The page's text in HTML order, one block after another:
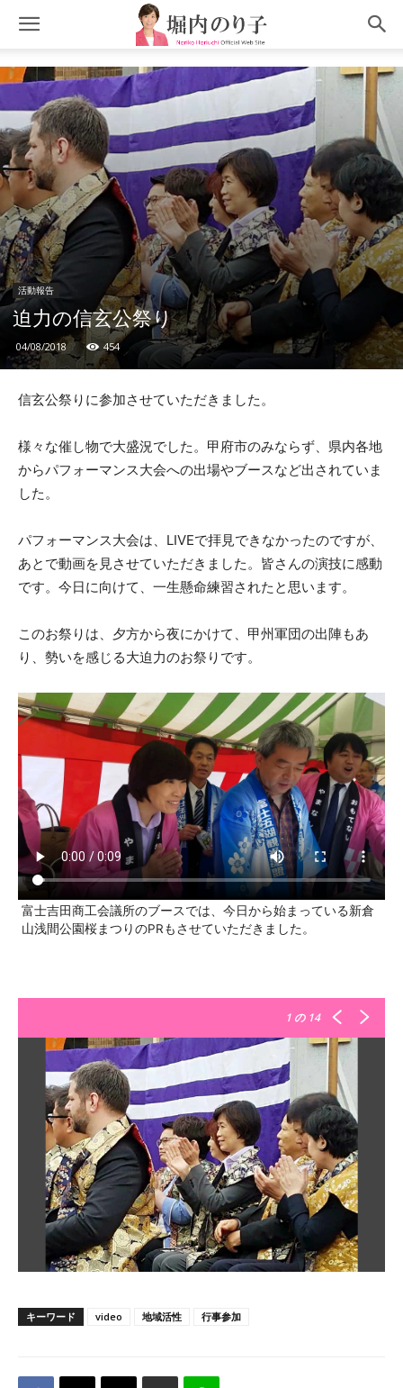
活動報告
迫力の信玄公祭り
04/08/2018 454
信玄公祭りに参加させていただきました。
様々な催し物で大盛況でした。甲府市のみならず、県内各地
からパフォーマンス大会への出場やブースなど出されていま
した。
パフォーマンス大会は、LIVEで拝見できなかったのですが、
あとで動画を見させていただきました。皆さんの演技に感動
です。今日に向けて、一生懸命練習されたと思います。
このお祭りは、夕方から夜にかけて、甲州軍団の出陣もあ
り、勢いを感じる大迫力のお祭りです。
富士吉田商工会議所のブースでは、今日から始まっている新倉
山浅間公園桜まつりのPRもさせていただきました。
1 の 14
キーワード video 地域活性 行事参加